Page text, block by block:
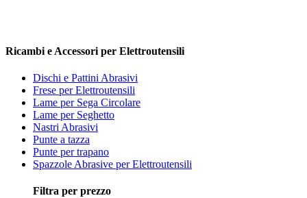
Ricambi e Accessori per Elettroutensili
Dischi e Pattini Abrasivi
Frese per Elettroutensili
Lame per Sega Circolare
Lame per Seghetto
Nastri Abrasivi
Punte a tazza
Punte per trapano
Spazzole Abrasive per Elettroutensili
Filtra per prezzo